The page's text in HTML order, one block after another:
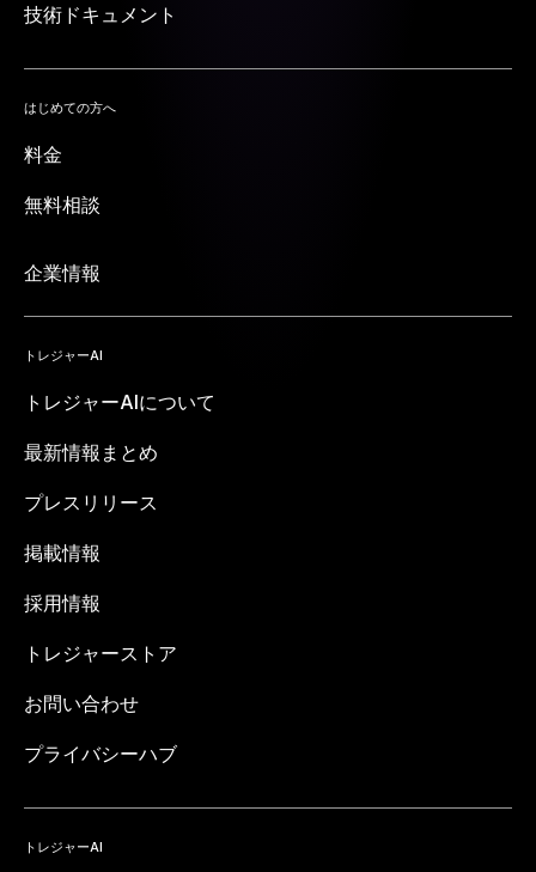
技術ドキュメント
はじめての方へ
料金
無料相談
企業情報
トレジャーAI
トレジャーAIについて
最新情報まとめ
プレスリリース
掲載情報
採用情報
トレジャーストア
お問い合わせ
プライバシーハブ
トレジャーAI